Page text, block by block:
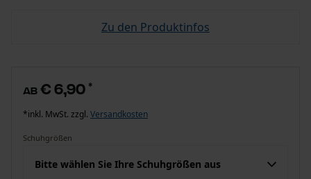
Zu den Produktinfos
ab € 6,90 *
*inkl. MwSt. zzgl. Versandkosten
Schuhgrößen
Bitte wählen Sie Ihre Schuhgrößen aus